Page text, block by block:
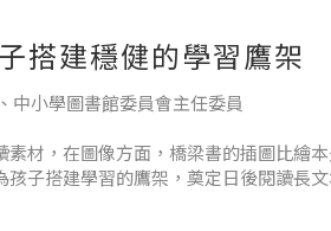
搭建穩健的學習鷹架
中小學圖書館委員會主任委員
材，在圖像方面，橋梁書的插圖比繪
子搭建學習的鷹架，奠定日後閱讀長